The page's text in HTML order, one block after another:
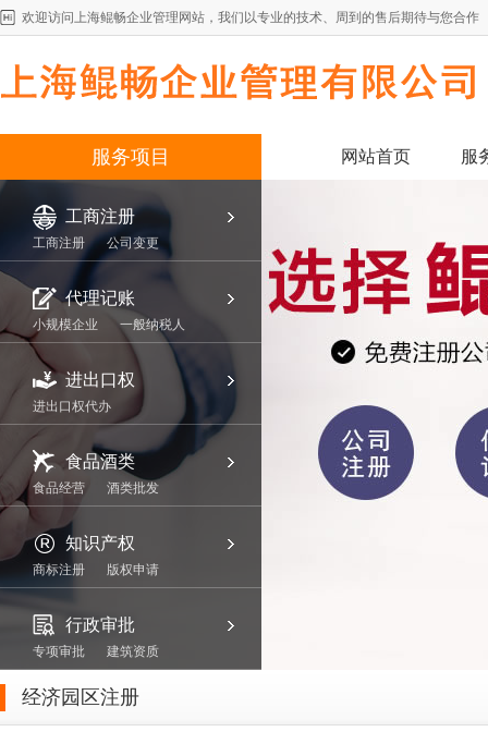
欢迎访问上海鲲畅企业管理网站，我们以专业的技术、周到的售后期待与您合作
服务项目 网站首页 服
工商注册
工商注册 公司变更
代理记账
小规模企业 一般纳税人
进出口权
进出口权代办
食品酒类
食品经营 酒类批发
知识产权
商标注册 版权申请
行政审批
专项审批 建筑资质
经济园区注册